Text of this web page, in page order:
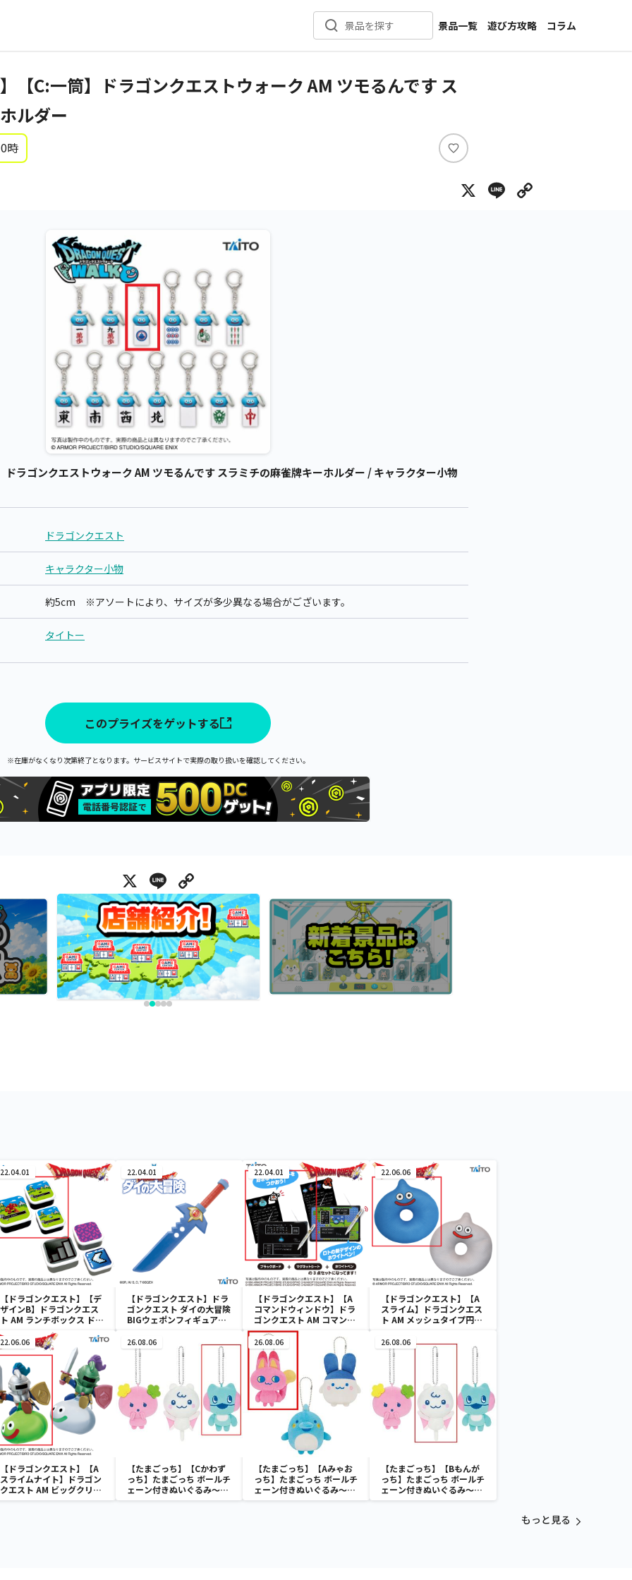
景品を探す
景品一覧
新着景品
遊び方攻略
コラム
インタビュー
【C:一筒】ドラゴンクエストウォーク AM ツモるんです ス
ルダー
時
い
ね
X Line
ラゴンクエストウォーク AM ツモるんです スラミチの麻雀牌キーホルダー / キャラクター小物
ドラゴンクエスト
キャラクター小物
約5cm ※アソートにより、サイズが多少異なる場合がございます。
タイトー
このプライズをゲットする
※在庫がなくなり次第終了となります。サービスサイトで実際の取り扱いを確認してください。
X Line
22.04.01
【ドラゴンクエスト】【デ
ザインB】ドラゴンクエス
ト AM ランチボックス ドッ
22.04.01
【ドラゴンクエスト】ドラ
ゴンクエスト ダイの大冒険
BIGウェポンフィギュアコ
イフ～
22.04.01
【ドラゴンクエスト】【A
コマンドウィンドウ】ドラ
ゴンクエスト AM コマンド
ウィンドウ ブラックボード
22.06.06
【ドラゴンクエスト】【A
スライム】ドラゴンクエス
ト AM メッシュタイプ円座
ルスライム
22.06.06
【ドラゴンクエスト】【A
スライムナイト】ドラゴン
クエスト AM ビッグクリア
フィギュア スライムナイト
26.08.06
【たまごっち】【Cかわず
っち】たまごっち ボールチ
ェーン付きぬいぐるみ～
Tamagotchi Paradise～
26.08.06
【たまごっち】【Aみゃお
っち】たまごっち ボールチ
ェーン付きぬいぐるみ～
Tamagotchi Paradise～
26.08.06
【たまごっち】【Bもんが
っち】たまごっち ボールチ
ェーン付きぬいぐるみ～
Tamagotchi Paradise～
もっと見る